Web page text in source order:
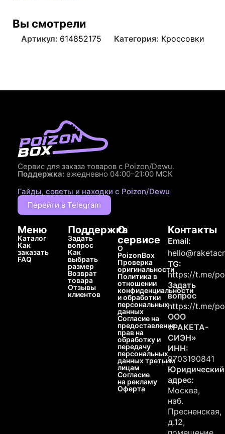
Вы смотрели
Артикул: 614852175 Категория: Кроссовки
Сервис для заказа товаров с Poizon/Dewu.
Поддержка: ежедневно 04:00–21:00 МСК
Гайды, советы и находки с Poizon/Dewu
Перейти в Telegram
Меню
Каталог
Как
заказать
FAQ
Поддержка
Задать
вопрос
Как
выбрать
размер
Возврат
товара
Отзывы
клиентов
О
сервисе
О
PoizonBox
Проверка
оригинальности
Политика в
отношении
конфиденциальности
и обработки
персональных
данных
Согласие на
предоставление
прав на
обработку и
передачу
персональных
данных третьим
лицам
Согласие
на рекламу
Оферта
Контакты
Email:
TG:
https://t.me/
Задать
вопрос
https://t.me/
ООО
«РАКЕТА-
СИЭН»
ИНН:
9703190841
Юридический
адрес:
Москва,
наб.
Пресненская,
д.12,